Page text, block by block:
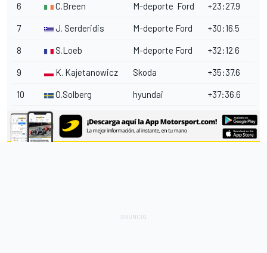
6 C.Breen M-deporte Ford +23:27.9
7 J. Serderidis M-deporte Ford +30:16.5
8 S.Loeb M-deporte Ford +32:12.6
9 K. Kajetanowicz Skoda +35:37.6
10 O.Solberg hyundai +37:36.6